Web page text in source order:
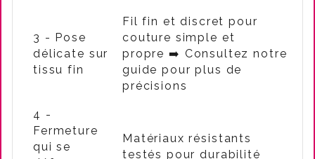
3 - Pose
délicate sur
tissu fin
Fil fin et discret pour
couture simple et
propre ➡️ Consultez notre
guide pour plus de
précisions
4 -
Fermeture
qui se
Matériaux résistants
testés pour durabilité